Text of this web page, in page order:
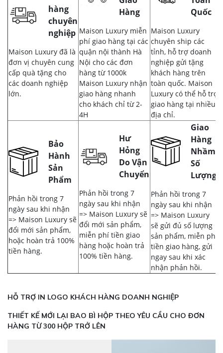
hàng
chuyên
nghiệp
Maison Luxury đã là
đơn vị chuyên cung
cấp quà tặng cho
các doanh nghiệp
lớn.
Hàng
Maison Luxury miễn
phí giao hàng tại các
quận nội thành Hà
Nội cho các đơn
hàng từ 1000k
Maison Luxury nhận
giao hàng nhanh
cho khách chỉ từ 2-
4H
Quốc
Maison Luxury
chuyên ship các
tỉnh, hỗ trợ doanh
nghiệp gửi tặng
khách hàng trên
toàn quốc. Maison
Luxury có thể hỗ trợ
giao hàng tại nhiều
địa chỉ.
Bảo
Hành
Sản
Phẩm
Phản hồi trong 7
ngày sau khi nhận
=> Maison Luxury sẽ
đổi mới sản phẩm,
hoặc hoàn trả 100%
tiền hàng.
Hư
Hỏng
Do Vận
Chuyển
Phản hồi trong 7
ngày sau khi nhận
=> Maison Luxury sẽ
đổi mới sản phẩm,
miễn phí tiền giao
hàng hoặc hoàn trả
100% tiền hàng.
Giao
Hàng
Nhầm,
Số
Lượng
Phản hồi trong 7
ngày sau khi nhận
=> Maison Luxury
sẽ gửi đủ số lượng
sản phẩm, miễn phí
tiền giao hàng, gửi
ngay sau khi xác
nhận phản hồi.
HỖ TRỢ IN LOGO KHÁCH HÀNG DOANH NGHIỆP
THIẾT KẾ MỚI LẠI BAO BÌ HỘP THEO YÊU CẦU CHO ĐƠN
HÀNG TỪ 300 HỘP TRỞ LÊN